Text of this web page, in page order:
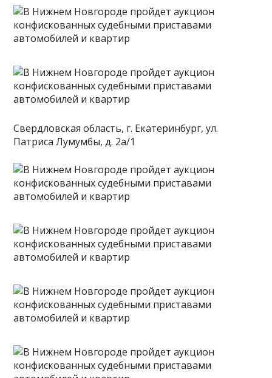
Свердловская область, г. Екатеринбург, ул.
Патриса Лумумбы, д. 2а/1